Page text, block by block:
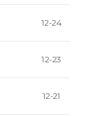
12-24
12-23
12-21